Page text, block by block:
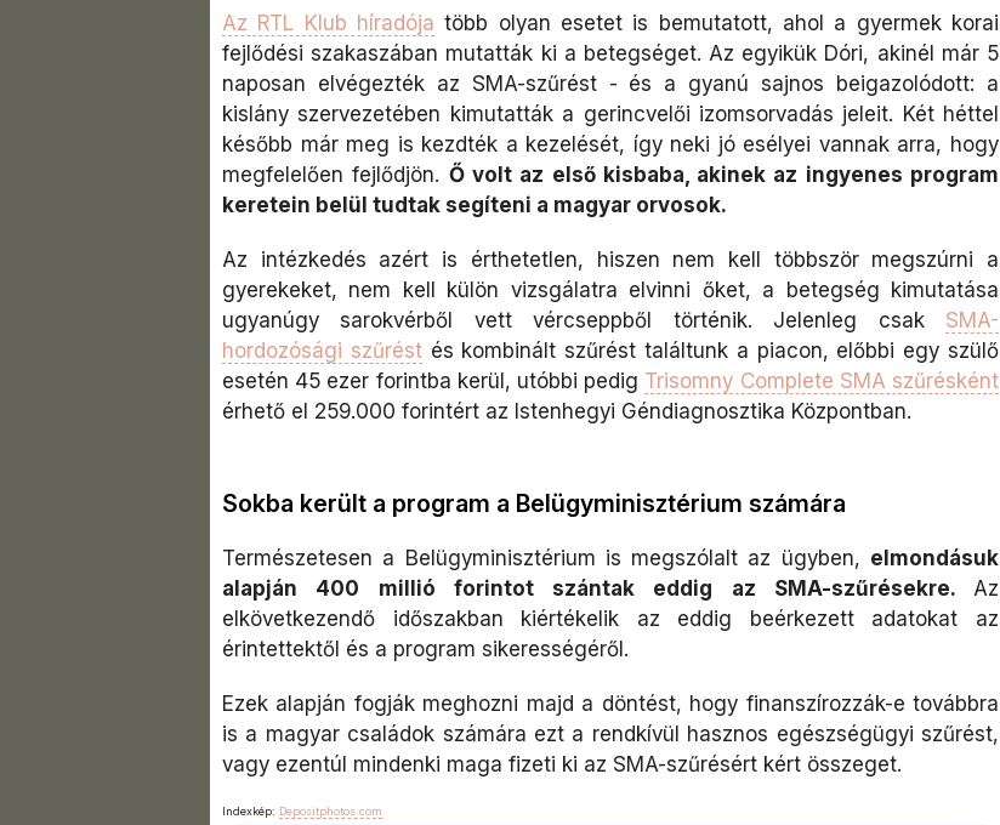
Az RTL Klub híradója több olyan esetet is bemutatott, ahol a gyermek korai
fejlődési szakaszában mutatták ki a betegséget. Az egyikük Dóri, akinél már 5
naposan elvégezték az SMA-szűrést - és a gyanú sajnos beigazolódott: a
kislány szervezetében kimutatták a gerincvelői izomsorvadás jeleit. Két héttel
később már meg is kezdték a kezelését, így neki jó esélyei vannak arra, hogy
megfelelően fejlődjön. Ő volt az első kisbaba, akinek az ingyenes program
keretein belül tudtak segíteni a magyar orvosok.
Az intézkedés azért is érthetetlen, hiszen nem kell többször megszúrni a
gyerekeket, nem kell külön vizsgálatra elvinni őket, a betegség kimutatása
ugyanúgy sarokvérből vett vércseppből történik. Jelenleg csak SMA-
hordozósági szűréstés kombinált szűrést találtunk a piacon, előbbi egy szülő
esetén 45 ezer forintba kerül, utóbbi pedig Trisomny Complete SMA szűrésként
érhető el 259.000 forintért az Istenhegyi Géndiagnosztika Központban.
Sokba került a program a Belügyminisztérium számára
Természetesen a Belügyminisztérium is megszólalt az ügyben, elmondásuk
alapján 400 millió forintot szántak eddig az SMA-szűrésekre. Az
elkövetkezendő időszakban kiértékelik az eddig beérkezett adatokat az
érintettektől és a program sikerességéről.
Ezek alapján fogják meghozni majd a döntést, hogy finanszírozzák-e továbbra
is a magyar családok számára ezt a rendkívül hasznos egészségügyi szűrést,
vagy ezentúl mindenki maga fizeti ki az SMA-szűrésért kért összeget.
Indexkép: Depositphotos.com